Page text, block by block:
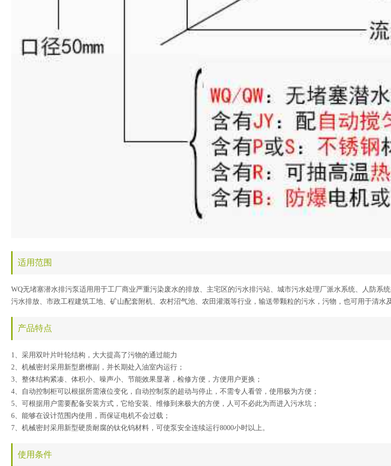
适用范围
WQ无堵塞潜水排污泵适用用于工厂商业严重污染废水的排放、主宅区的污水排污站、城市污水处理厂派水系统、人防系
污水排放、市政工程建筑工地、矿山配套附机、农村沼气池、农田灌溉等行业，输送带颗粒的污水，污物，也可用于清水
产品特点
1、采用双叶片叶轮结构，大大提高了污物的通过能力
2、机械密封采用新型磨檫副，并长期处入油室内运行；
3、整体结构紧凑、体积小、噪声小、节能效果显著，检修方便，方便用户更换；
4、自动控制柜可以根据所需液位变化，自动控制泵的超动与停止，不需专人看管，使用极为方便；
5、可根据用户需要配备安装方式，它给安装、维修到来极大的方便，人可不必此为而进入污水坑；
6、能够在设计范围内使用，而保证电机不会过载；
7、机械密封采用新型硬质耐腐的钛化钨材料，可使泵安全连续运行8000小时以上。
使用条件